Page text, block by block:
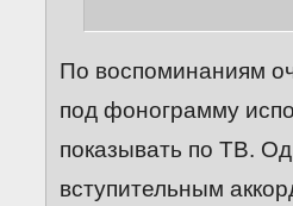
По воспоминаниям
под фонограмму
показывать по ТВ.
вступительным